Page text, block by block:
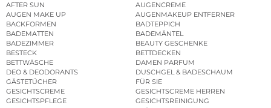
AFTER SUN
AUGENCREME
AUGEN MAKE UP
AUGENMAKEUP ENTFERNER
BACKFORMEN
BADTEPPICH
BADEMATTEN
BADEMÄNTEL
BADEZIMMER
BEAUTY GESCHENKE
BESTECK
BETTDECKEN
BETTWÄSCHE
DAMEN PARFUM
DEO & DEODORANTS
DUSCHGEL & BADESCHAUM
GÄSTETÜCHER
FÜR SIE
GESICHTSCREME
GESICHTSCREME HERREN
GESICHTSPFLEGE
GESICHTSREINIGUNG